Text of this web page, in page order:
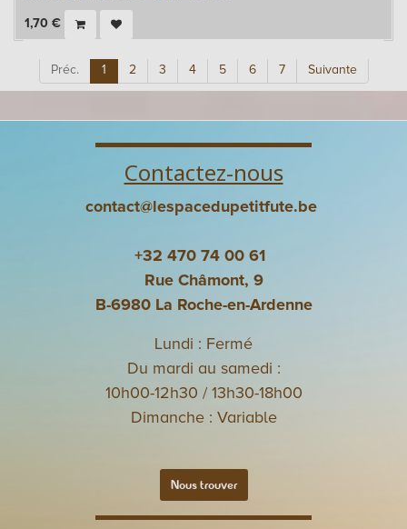
1,70 €
Préc. 1 2 3 4 5 6 7 Suivante
Contactez-nous
contact@lespacedupetitfute.be
+32 470 74 00 61
Rue Châmont, 9
B-6980 La Roche-en-Ardenne
Lundi : Fermé
Du mardi au samedi :
10h00-12h30 / 13h30-18h00
Dimanche : Variable
Nous trouver